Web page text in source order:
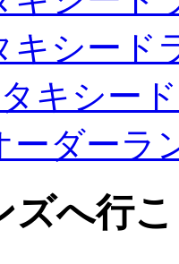
シード
キシー
ダーラ
ズへ行